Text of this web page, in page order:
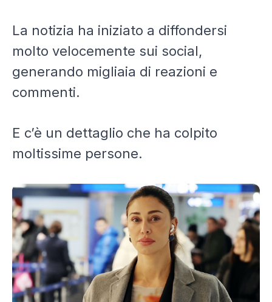
La notizia ha iniziato a diffondersi
molto velocemente sui social,
generando migliaia di reazioni e
commenti.
E c’è un dettaglio che ha colpito
moltissime persone.